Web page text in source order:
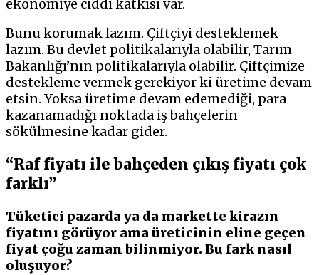
ekonomiye ciddi katkısı var.
Bunu korumak lazım. Çiftçiyi desteklemek
lazım. Bu devlet politikalarıyla olabilir, Tarım
Bakanlığı’nın politikalarıyla olabilir. Çiftçimize
destekleme vermek gerekiyor ki üretime devam
etsin. Yoksa üretime devam edemediği, para
kazanamadığı noktada iş bahçelerin
sökülmesine kadar gider.
“Raf fiyatı ile bahçeden çıkış fiyatı çok
farklı”
Tüketici pazarda ya da markette kirazın
fiyatını görüyor ama üreticinin eline geçen
fiyat çoğu zaman bilinmiyor. Bu fark nasıl
oluşuyor?